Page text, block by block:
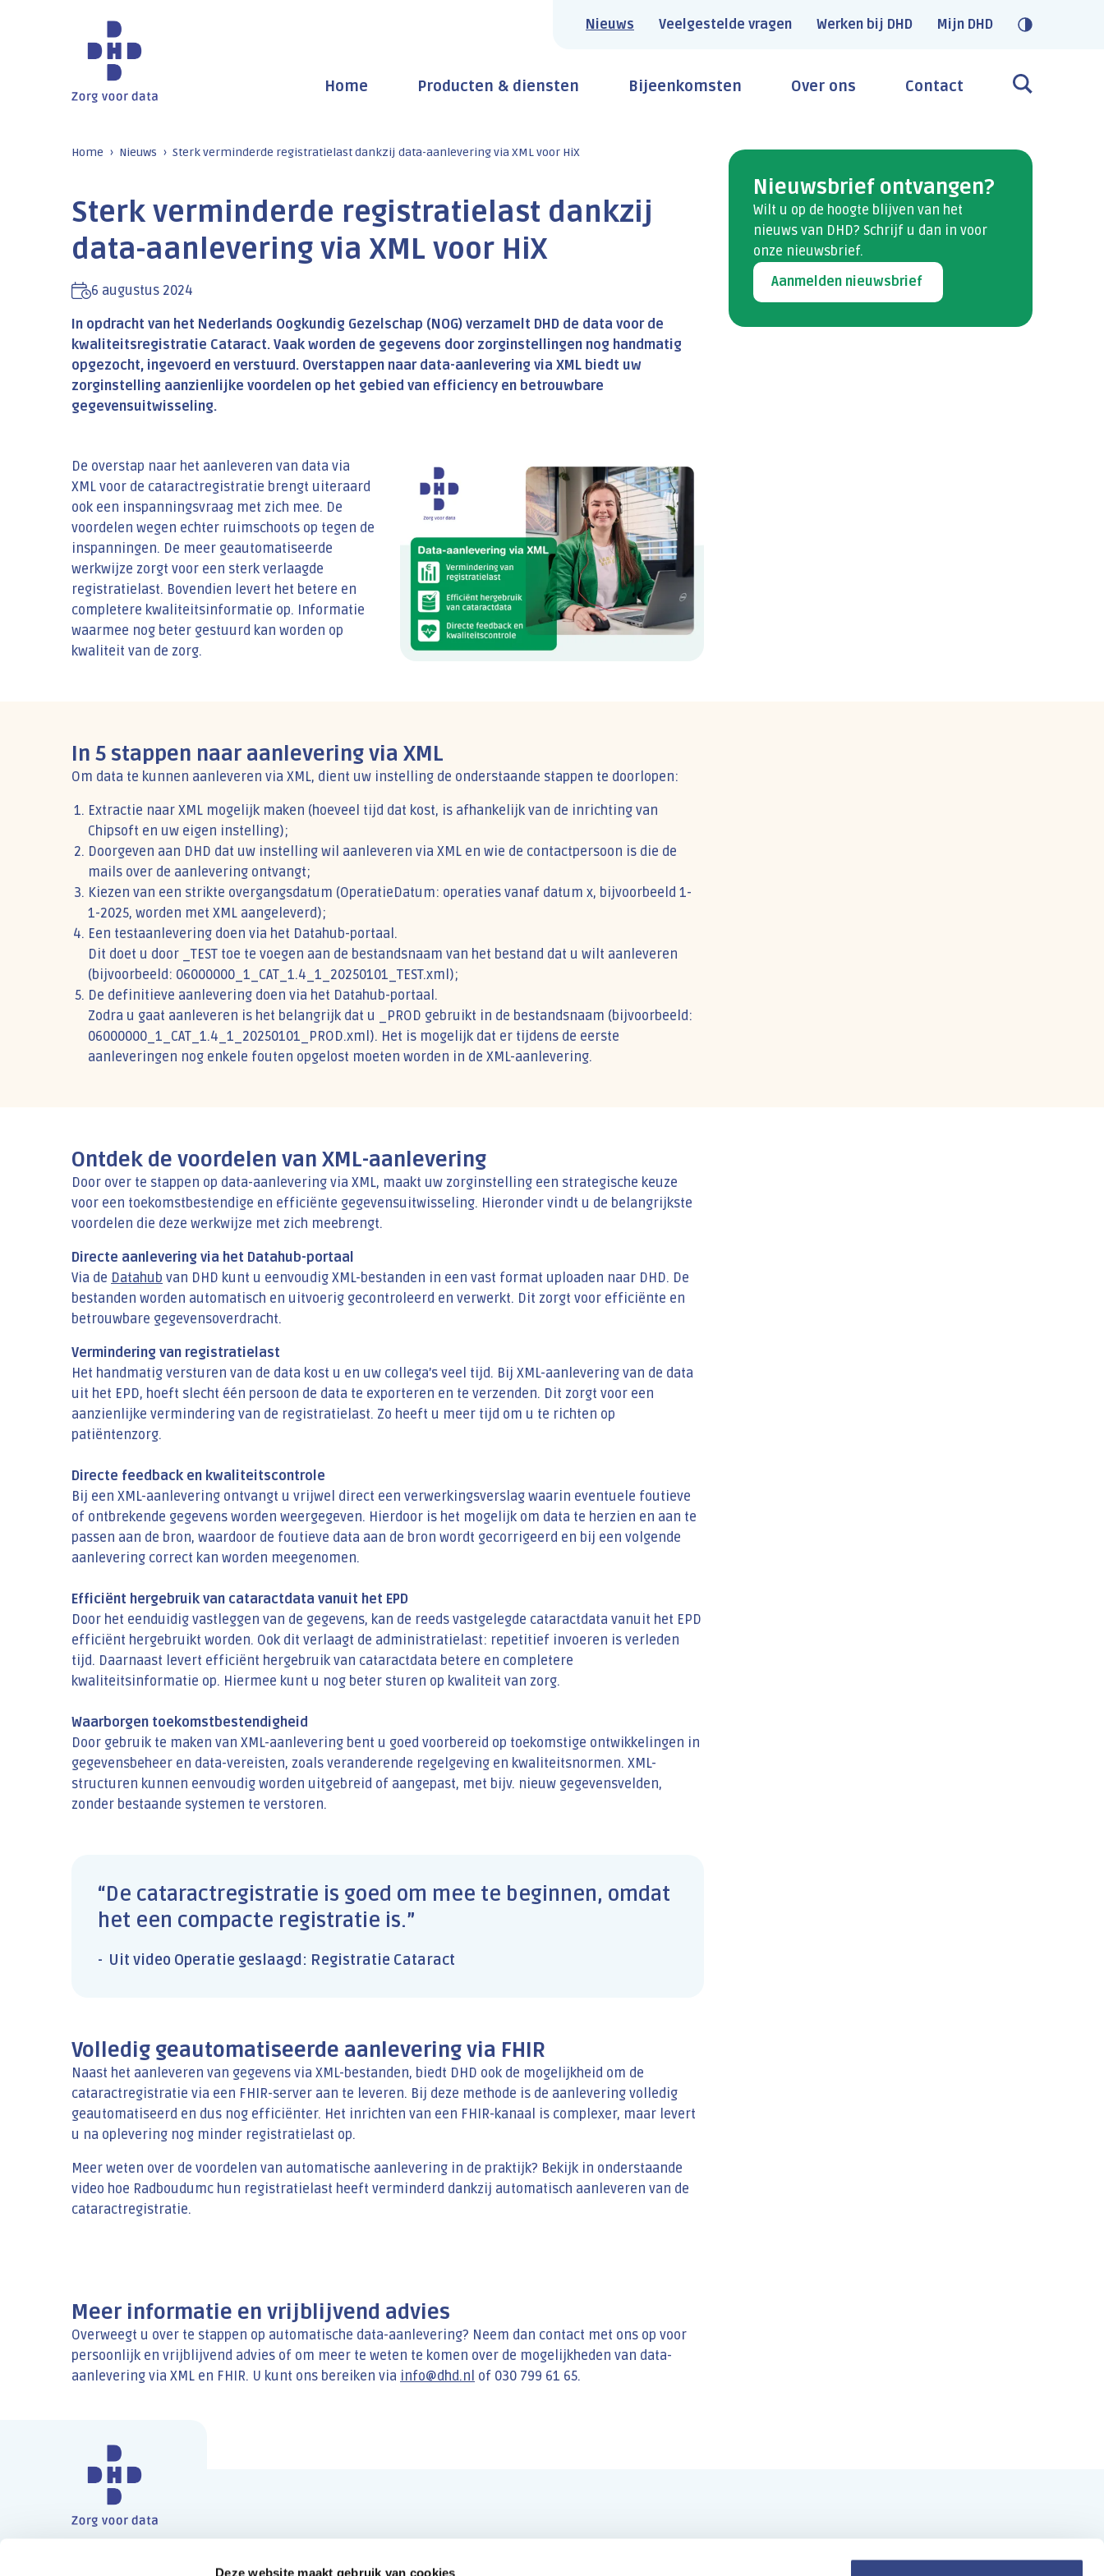
Deze website maakt gebruik van cookies
Nieuws Veelgestelde vragen Werken bij DHD Mijn DHD
Home Producten & diensten Bijeenkomsten Over ons Contact
Nieuwsbrief ontvangen?
Wilt u op de hoogte blijven van het
nieuws van DHD? Schrijf u dan​ in voor
onze nieuwsbrief.
Aanmelden nieuwsbrief
Home Nieuws Sterk verminderde registratielast dankzij data-aanlevering via XML voor HiX
Sterk verminderde registratielast dankzij
data-aanlevering via XML voor HiX
6 augustus 2024
In opdracht van het Nederlands Oogkundig Gezelschap (NOG) verzamelt DHD de data voor de
kwaliteitsregistratie Cataract. Vaak worden de gegevens door zorginstellingen nog handmatig
opgezocht, ingevoerd en verstuurd. Overstappen naar data-aanlevering via XML biedt uw
zorginstelling aanzienlijke voordelen op het gebied van efficiency en betrouwbare
gegevensuitwisseling.
De overstap naar het aanleveren van data via
XML voor de cataractregistratie brengt uiteraard
ook een inspanningsvraag met zich mee. De
voordelen wegen echter ruimschoots op tegen de
inspanningen. De meer geautomatiseerde
werkwijze zorgt voor een sterk verlaagde
registratielast. Bovendien levert het betere en
completere kwaliteitsinformatie op. Informatie
waarmee nog beter gestuurd kan worden op
kwaliteit van de zorg.
In 5 stappen naar aanlevering via XML
Om data te kunnen aanleveren via XML, dient uw instelling de onderstaande stappen te doorlopen:
Extractie naar XML mogelijk maken (hoeveel tijd dat kost, is afhankelijk van de inrichting van
Chipsoft en uw eigen instelling);
Doorgeven aan DHD dat uw instelling wil aanleveren via XML en wie de contactpersoon is die de
mails over de aanlevering ontvangt;
Kiezen van een strikte overgangsdatum (OperatieDatum: operaties vanaf datum x, bijvoorbeeld 1-
1-2025, worden met XML aangeleverd);
Een testaanlevering doen via het Datahub-portaal.
Dit doet u door _TEST toe te voegen aan de bestandsnaam van het bestand dat u wilt aanleveren
(bijvoorbeeld: 06000000_1_CAT_1.4_1_20250101_TEST.xml);
De definitieve aanlevering doen via het Datahub-portaal.
Zodra u gaat aanleveren is het belangrijk dat u _PROD gebruikt in de bestandsnaam (bijvoorbeeld:
06000000_1_CAT_1.4_1_20250101_PROD.xml). Het is mogelijk dat er tijdens de eerste
aanleveringen nog enkele fouten opgelost moeten worden in de XML-aanlevering.
Ontdek de voordelen van XML-aanlevering
Door over te stappen op data-aanlevering via XML, maakt uw zorginstelling een strategische keuze
voor een toekomstbestendige en efficiënte gegevensuitwisseling. Hieronder vindt u de belangrijkste
voordelen die deze werkwijze met zich meebrengt.
Directe aanlevering via het Datahub-portaal
Via de Datahub van DHD kunt u eenvoudig XML-bestanden in een vast format uploaden naar DHD. De
bestanden worden automatisch en uitvoerig gecontroleerd en verwerkt. Dit zorgt voor efficiënte en
betrouwbare gegevensoverdracht.
Vermindering van registratielast
Het handmatig versturen van de data kost u en uw collega’s veel tijd. Bij XML-aanlevering van de data
uit het EPD, hoeft slecht één persoon de data te exporteren en te verzenden. Dit zorgt voor een
aanzienlijke vermindering van de registratielast. Zo heeft u meer tijd om u te richten op
patiëntenzorg.
Directe feedback en kwaliteitscontrole
Bij een XML-aanlevering ontvangt u vrijwel direct een verwerkingsverslag waarin eventuele foutieve
of ontbrekende gegevens worden weergegeven. Hierdoor is het mogelijk om data te herzien en aan te
passen aan de bron, waardoor de foutieve data aan de bron wordt gecorrigeerd en bij een volgende
aanlevering correct kan worden meegenomen.
Efficiënt hergebruik van cataractdata vanuit het EPD
Door het eenduidig vastleggen van de gegevens, kan de reeds vastgelegde cataractdata vanuit het EPD
efficiënt hergebruikt worden. Ook dit verlaagt de administratielast: repetitief invoeren is verleden
tijd. Daarnaast levert efficiënt hergebruik van cataractdata betere en completere
kwaliteitsinformatie op. Hiermee kunt u nog beter sturen op kwaliteit van zorg.
Waarborgen toekomstbestendigheid
Door gebruik te maken van XML-aanlevering bent u goed voorbereid op toekomstige ontwikkelingen in
gegevensbeheer en data-vereisten, zoals veranderende regelgeving en kwaliteitsnormen. XML-
structuren kunnen eenvoudig worden uitgebreid of aangepast, met bijv. nieuw gegevensvelden,
zonder bestaande systemen te verstoren.
“De cataractregistratie is goed om mee te beginnen, omdat
het een compacte registratie is.”
Uit video Operatie geslaagd: Registratie Cataract
Volledig geautomatiseerde aanlevering via FHIR
Naast het aanleveren van gegevens via XML-bestanden, biedt DHD ook de mogelijkheid om de
cataractregistratie via een FHIR-server aan te leveren. Bij deze methode is de aanlevering volledig
geautomatiseerd en dus nog efficiënter. Het inrichten van een FHIR-kanaal is complexer, maar levert
u na oplevering nog minder registratielast op.
Meer weten over de voordelen van automatische aanlevering in de praktijk? Bekijk in onderstaande
video hoe Radboudumc hun registratielast heeft verminderd dankzij automatisch aanleveren van de
cataractregistratie.
Meer informatie en vrijblijvend advies
Overweegt u over te stappen op automatische data-aanlevering? Neem dan contact met ons op voor
persoonlijk en vrijblijvend advies of om meer te weten te komen over de mogelijkheden van data-
aanlevering via XML en FHIR. U kunt ons bereiken via info@dhd.nl of 030 799 61 65.